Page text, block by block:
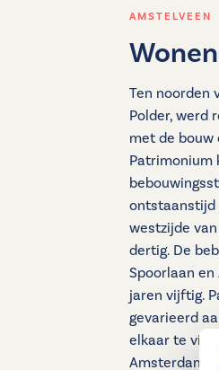
AMSTELVEEN
Ten noorden
Polder, werd
met de bouw
Patrimonium
ontstaanstijd
westzijde
dertig. De
Spoorlaan
jaren vijftig.
gevarieerd
elkaar te